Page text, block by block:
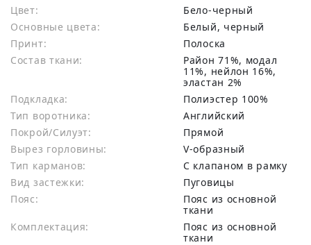
Цвет:
Бело-черный
Основные цвета:
белый, черный
Принт:
Полоска
Состав ткани:
район 71%, модал
11%, нейлон 16%,
эластан 2%
Подкладка:
Полиэстер 100%
Тип воротника:
Английский
Покрой/Силуэт:
Прямой
Вырез горловины:
V-образный
Тип карманов:
С клапаном в рамку
Вид застежки:
Пуговицы
Пояс:
Пояс из основной
ткани
Комплектация:
Пояс из основной
ткани